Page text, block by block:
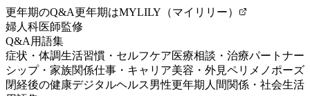
更年期のQ&A更年期はMYLILY（マイリリー）
婦人科医師監修
Q&A 用語集
症状・体調生活習慣・セルフケア医療相談・治療パートナー
シップ・家族関係仕事・キャリア美容・外見ペリメノポーズ
閉経後の健康デジタルヘルス男性更年期 人間関係・社会生活